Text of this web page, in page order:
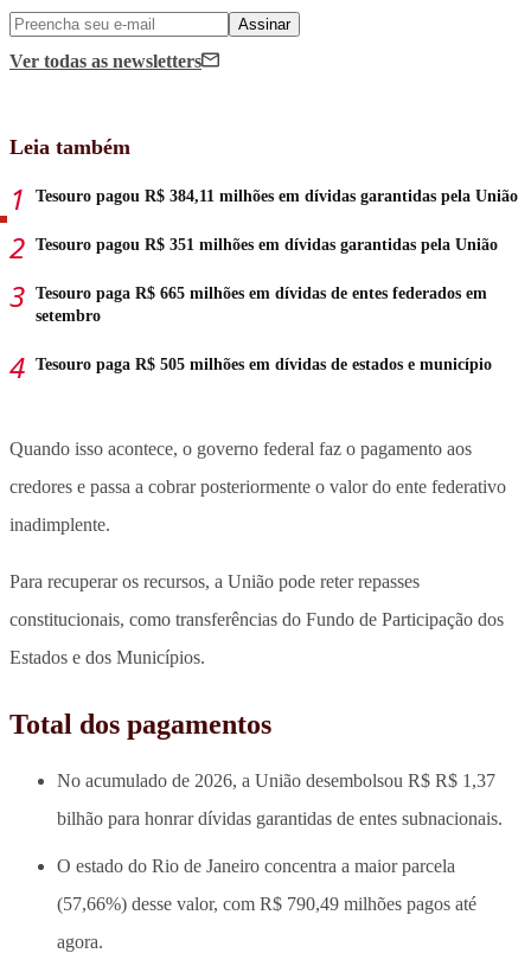
Assinar
Ver todas as newsletters
Leia também
Tesouro pagou R$ 384,11 milhões em dívidas garantidas pela União
Tesouro pagou R$ 351 milhões em dívidas garantidas pela União
Tesouro paga R$ 665 milhões em dívidas de entes federados em
setembro
Tesouro paga R$ 505 milhões em dívidas de estados e município
Quando isso acontece, o governo federal faz o pagamento aos
credores e passa a cobrar posteriormente o valor do ente federativo
inadimplente.
Para recuperar os recursos, a União pode reter repasses
constitucionais, como transferências do Fundo de Participação dos
Estados e dos Municípios.
Total dos pagamentos
No acumulado de 2026, a União desembolsou R$ R$ 1,37
bilhão para honrar dívidas garantidas de entes subnacionais.
O estado do Rio de Janeiro concentra a maior parcela
(57,66%) desse valor, com R$ 790,49 milhões pagos até
agora.